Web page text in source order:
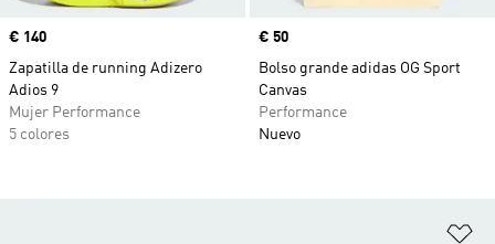
Precio
€ 140
Zapatilla de running Adizero
Adios 9
Mujer Performance
5 colores
Precio
€ 50
Bolso grande adidas OG Sport
Canvas
Performance
Nuevo